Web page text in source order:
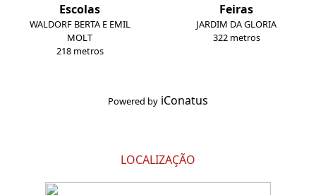
Escolas
WALDORF BERTA E EMIL
MOLT
218 metros
Feiras
JARDIM DA GLORIA
322 metros
Powered by iConatus
LOCALIZAÇÃO